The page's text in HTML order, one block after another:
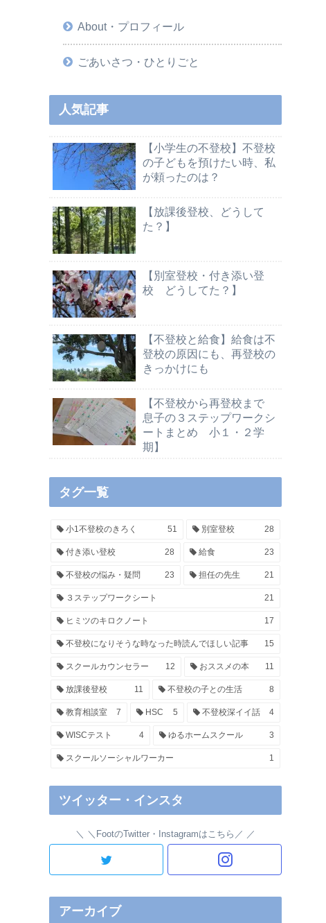
About・プロフィール
ごあいさつ・ひとりごと
人気記事
【小学生の不登校】不登校
の子どもを預けたい時、私
が頼ったのは？
【放課後登校、どうして
た？】
【別室登校・付き添い登
校 どうしてた？】
【不登校と給食】給食は不
登校の原因にも、再登校の
きっかけにも
【不登校から再登校まで
息子の３ステップワークシ
ートまとめ 小１・２学
期】
タグ一覧
小1不登校のきろく 51 別室登校 28
付き添い登校 28 給食 23
不登校の悩み・疑問 23 担任の先生 21
３ステップワークシート 21
ヒミツのキロクノート 17
不登校になりそうな時なった時読んでほしい記事 15
スクールカウンセラー 12 おススメの本 11
放課後登校 11 不登校の子との生活 8
教育相談室 7 HSC 5 不登校深イイ話 4
WISCテスト 4 ゆるホームスクール 3
スクールソーシャルワーカー 1
ツイッター・インスタ
＼FootのTwitter・Instagramはこちら／
アーカイブ